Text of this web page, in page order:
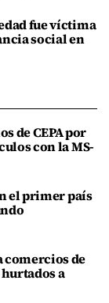
fue víctima
social en
de CEPA por
con la MS-
el primer país
de
a